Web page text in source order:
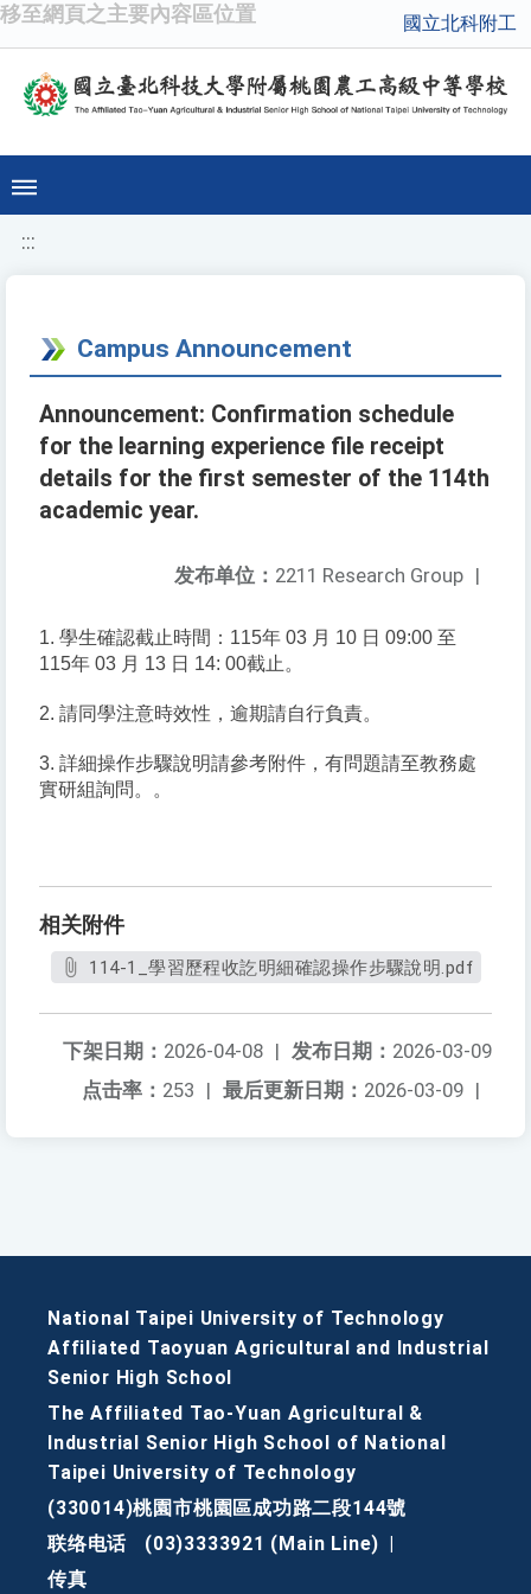
移至網頁之主要內容區位置 國立北科附工
:::
Campus Announcement
Announcement: Confirmation schedule
for the learning experience file receipt
details for the first semester of the 114th
academic year.
发布单位： 2211 Research Group |
1. 學生確認截止時間：115年 03 月 10 日 09:00 至
115年 03 月 13 日 14: 00截止。
2. 請同學注意時效性，逾期請自行負責。
3. 詳細操作步驟說明請參考附件，有問題請至教務處
實研組詢問。
。
相关附件
114-1_學習歷程收訖明細確認操作步驟說明.pdf
发布日期： 2026-03-09
下架日期： 2026-04-08 |
最后更新日期： 2026-03-09 |
点击率： 253 |
National Taipei University of Technology
Affiliated Taoyuan Agricultural and Industrial
Senior High School
The Affiliated Tao-Yuan Agricultural &
Industrial Senior High School of National
Taipei University of Technology
(330014)桃園市桃園區成功路二段144號
联络电话
(03)3333921 (Main Line)
传真